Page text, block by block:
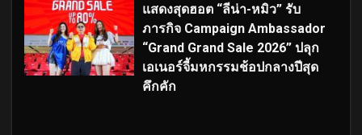
แสดงสุดฮอต “ลีน่า-หมิว” รับ
ภารกิจ Campaign Ambassador
“Grand Grand Sale 2026” ปลุก
เอเนอร์จี้มหกรรมช้อปกลางปีสุด
คึกคัก